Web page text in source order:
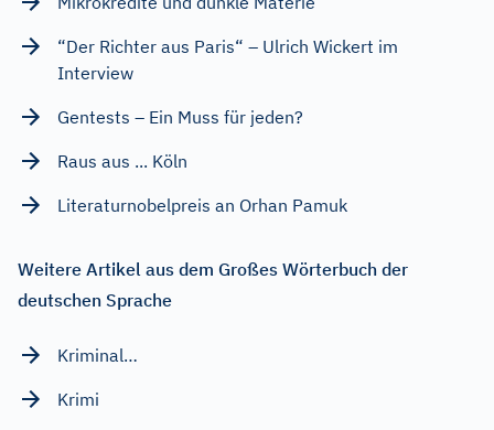
“Der Richter aus Paris“ – Ulrich Wickert im
Interview
Gentests – Ein Muss für jeden?
Raus aus ... Köln
Literaturnobelpreis an Orhan Pamuk
Weitere Artikel aus dem Großes Wörterbuch der
deutschen Sprache
Kriminal…
Krimi